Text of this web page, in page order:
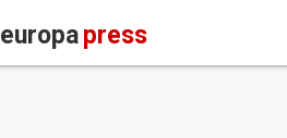
europapress